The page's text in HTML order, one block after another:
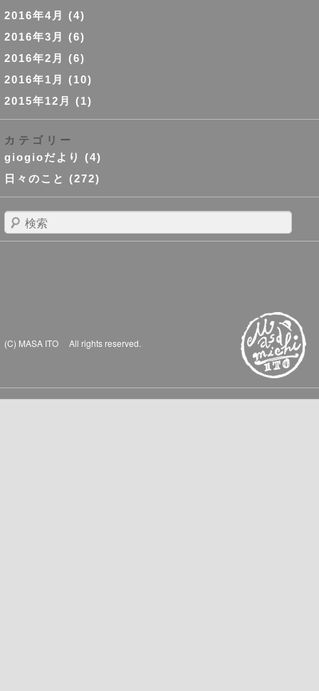
2016年4月
(4)
2016年3月
(6)
2016年2月
(6)
2016年1月
(10)
2015年12月
(1)
カテゴリー
giogioだより
(4)
日々のこと (272)
検
索
(C) MASA ITO All rights reserved.